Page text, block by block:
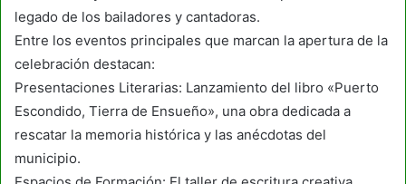
legado de los bailadores y cantadoras.
Entre los eventos principales que marcan la apertura de la
celebración destacan:
Presentaciones Literarias: Lanzamiento del libro «Puerto
Escondido, Tierra de Ensueño», una obra dedicada a
rescatar la memoria histórica y las anécdotas del
municipio.